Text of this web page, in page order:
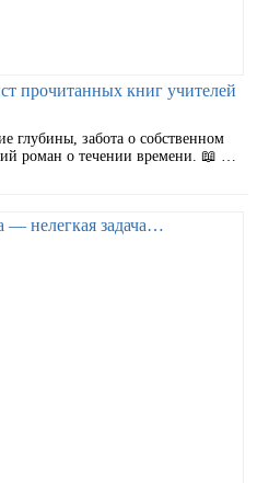
прочитанных книг учителей
глубины, забота о собственном
роман о течении времени. 📖 …